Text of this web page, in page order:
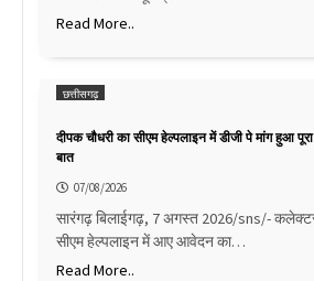
Read More..
छत्तीसगढ़
दीपक चौधरी का सीएम हेल्पलाइन में डीजी पे मांग हुआ
बात
07/08/2026
सारंगढ़ बिलाईगढ़, 7 अगस्त 2026/sns/- कलेक्टर
सीएम हेल्पलाइन में आए आवेदन का…
Read More..